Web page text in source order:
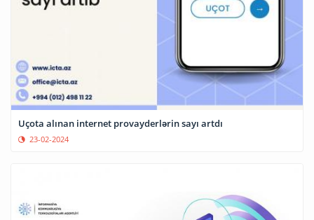
Uçota alınan internet provayderlərin sayı artdı
23-02-2024